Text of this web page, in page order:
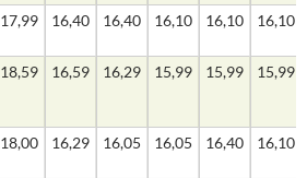
17,99 16,40 16,40 16,10 16,10 16,10
18,59 16,59 16,29 15,99 15,99 15,99
18,00 16,29 16,05 16,05 16,40 16,10